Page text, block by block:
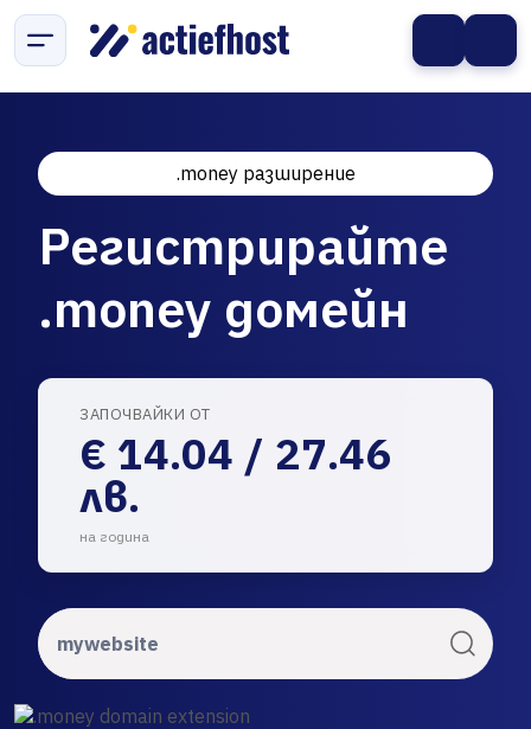
.money разширение
Регистрирайте
.money домейн
ЗАПОЧВАЙКИ ОТ
€ 14.04 / 27.46
лв.
на година